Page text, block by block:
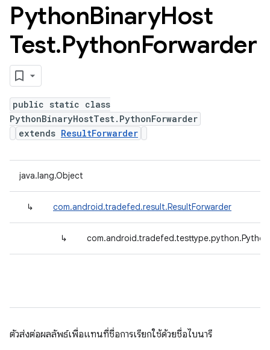
PythonBinaryHost
Test.PythonForwarder
public static class
PythonBinaryHostTest.PythonForwarder
extends ResultForwarder
java.lang.Object
↳ com.android.tradefed.result.ResultForwarder
↳
ตัวส่งต่อผลลัพธ์เพื่อแทนที่ชื่อการเรียกใช้ด้วยชื่อไบนารี